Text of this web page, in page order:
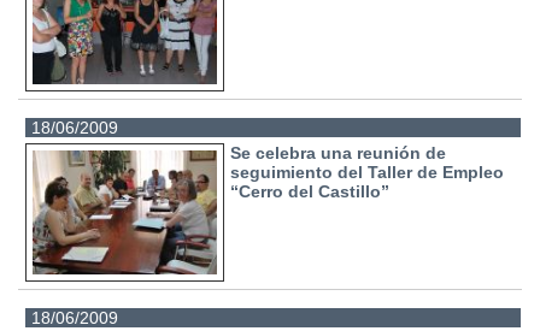
18/06/2009
Se celebra una reunión de
seguimiento del Taller de Empleo
“Cerro del Castillo”
18/06/2009